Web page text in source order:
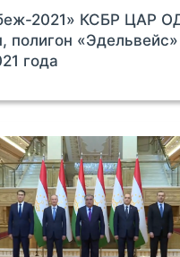
2021» КСБР ЦАР
полигон
года